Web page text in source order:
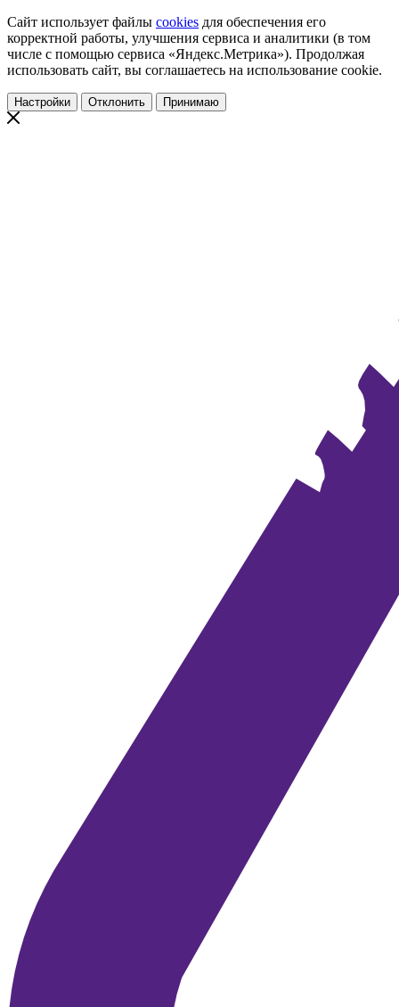
Сайт использует файлы cookies для обеспечения его
корректной работы, улучшения сервиса и аналитики (в том
числе с помощью сервиса «Яндекс.Метрика»). Продолжая
использовать сайт, вы соглашаетесь на использование cookie.
Настройки Отклонить Принимаю